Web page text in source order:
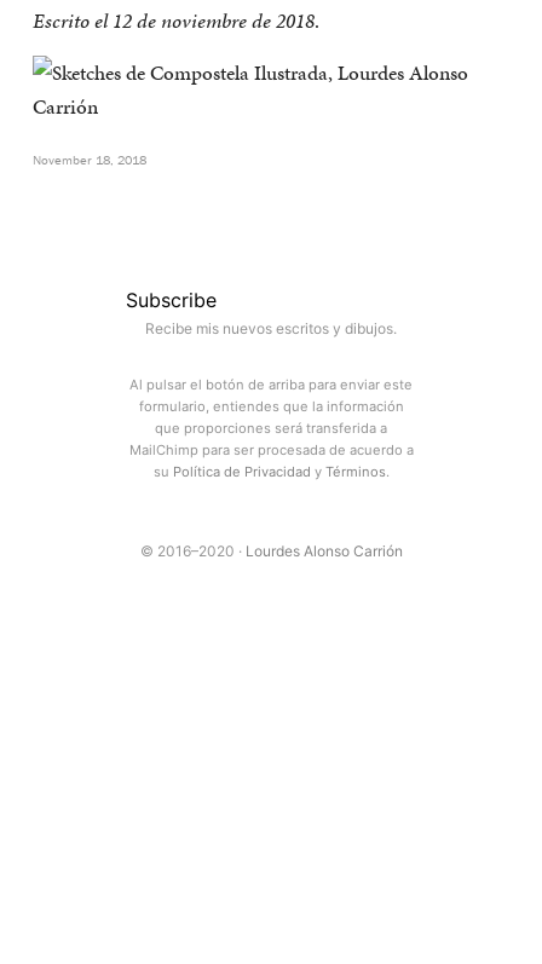
Escrito el 12 de noviembre de 2018.
November 18, 2018
Subscribe
Recibe mis nuevos escritos y dibujos.
Al pulsar el botón de arriba para enviar este
formulario, entiendes que la información
que proporciones será transferida a
MailChimp para ser procesada de acuerdo a
su Política de Privacidad y Términos.
© 2016–2020 · Lourdes Alonso Carrión